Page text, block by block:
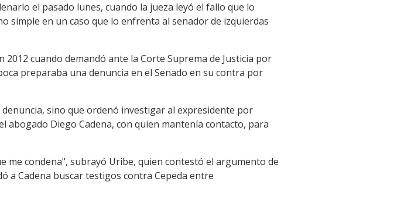
el pasado lunes, cuando la jueza leyó el fallo que lo
simple en un caso que lo enfrenta al senador de izquierdas
cuando demandó ante la Corte Suprema de Justicia por
preparaba una denuncia en el Senado en su contra por
sino que ordenó investigar al expresidente por
Diego Cadena, con quien mantenía contacto, para
condena", subrayó Uribe, quien contestó el argumento de
a Cadena buscar testigos contra Cepeda entre